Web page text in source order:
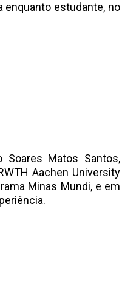
enquanto estudante, no
Soares Matos Santos,
Aachen University
Minas Mundi, e em